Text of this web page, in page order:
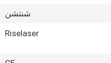
شنتشن
Riselaser